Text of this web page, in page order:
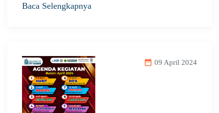
Baca Selengkapnya
date_range 09 April 2024